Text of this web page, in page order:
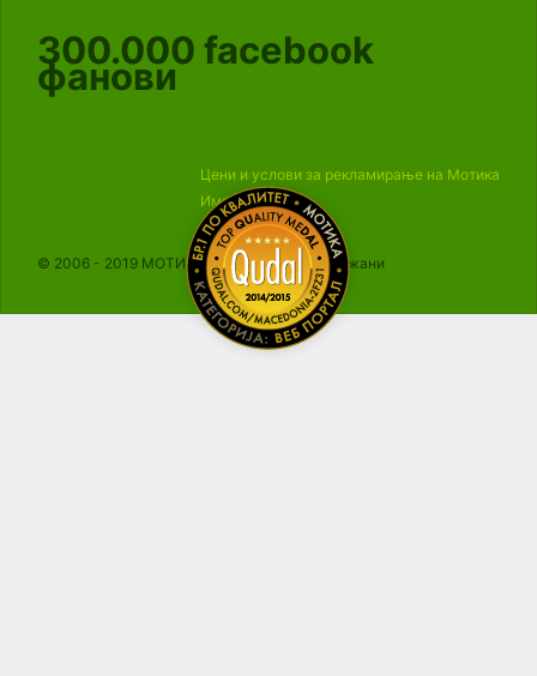
300.000 facebook
фанови
Цени и услови за рекламирање на Мотика
Импресум
© 2006 - 2019 МОТИКА, Сите права се задржани